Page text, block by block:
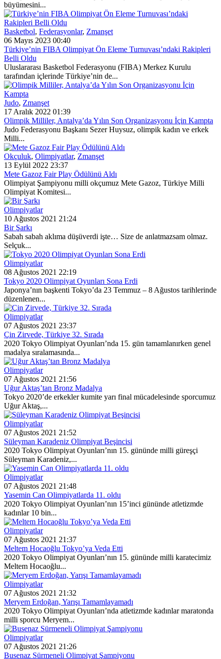
büyümesini...
Basketbol, Federasyonlar, Zmanşet
06 Mayıs 2023 00:40
Türkiye’nin FIBA Olimpiyat Ön Eleme Turnuvası’ndaki Rakipleri
Belli Oldu
Uluslararası Basketbol Federasyonu (FIBA) Merkez Kurulu
tarafından içlerinde Türkiye’nin de...
Judo, Zmanşet
17 Aralık 2022 01:39
Olimpik Milliler, Antalya’da Yılın Son Organizasyonu İçin Kampta
Judo Federasyonu Başkanı Sezer Huysuz, olimpik kadın ve erkek
Milli...
Okçuluk, Olimpiyatlar, Zmanşet
13 Eylül 2022 23:37
Mete Gazoz Fair Play Ödülünü Aldı
Olimpiyat Şampiyonu milli okçumuz Mete Gazoz, Türkiye Milli
Olimpiyat Komitesi...
Olimpiyatlar
10 Ağustos 2021 21:24
Bir Şarkı
Sabah sabah aklıma düşüverdi işte… Size de anlatmazsam olmaz.
Selçuk...
Olimpiyatlar
08 Ağustos 2021 22:19
Tokyo 2020 Olimpiyat Oyunları Sona Erdi
Japonya’nın başkenti Tokyo’da 23 Temmuz – 8 Ağustos tarihlerinde
düzenlenen...
Olimpiyatlar
07 Ağustos 2021 23:37
Çin Zirvede, Türkiye 32. Sırada
2020 Tokyo Olimpiyat Oyunları’nda 15. gün tamamlanırken genel
madalya sıralamasında...
Olimpiyatlar
07 Ağustos 2021 21:56
Uğur Aktaş’tan Bronz Madalya
Tokyo 2020’de erkekler kumite yarı final mücadelesinde sporcumuz
Uğur Aktaş,...
Olimpiyatlar
07 Ağustos 2021 21:52
Süleyman Karadeniz Olimpiyat Beşincisi
2020 Tokyo Olimpiyat Oyunları’nın 15. gününde milli güreşçi
Süleyman Karadeniz,...
Olimpiyatlar
07 Ağustos 2021 21:48
Yasemin Can Olimpiyatlarda 11. oldu
2020 Tokyo Olimpiyat Oyunları’nın 15’inci gününde atletizmde
kadınlar 10 bin...
Olimpiyatlar
07 Ağustos 2021 21:37
Meltem Hocaoğlu Tokyo’ya Veda Etti
2020 Tokyo Olimpiyat Oyunları’nın 15. gününde milli karatecimiz
Meltem Hocaoğlu...
Olimpiyatlar
07 Ağustos 2021 21:32
Meryem Erdoğan, Yarışı Tamamlayamadı
2020 Tokyo Olimpiyat Oyunları’nda atletizmde kadınlar maratonda
milli sporcu Meryem...
Olimpiyatlar
07 Ağustos 2021 21:26
Busenaz Sürmeneli Olimpiyat Şampiyonu